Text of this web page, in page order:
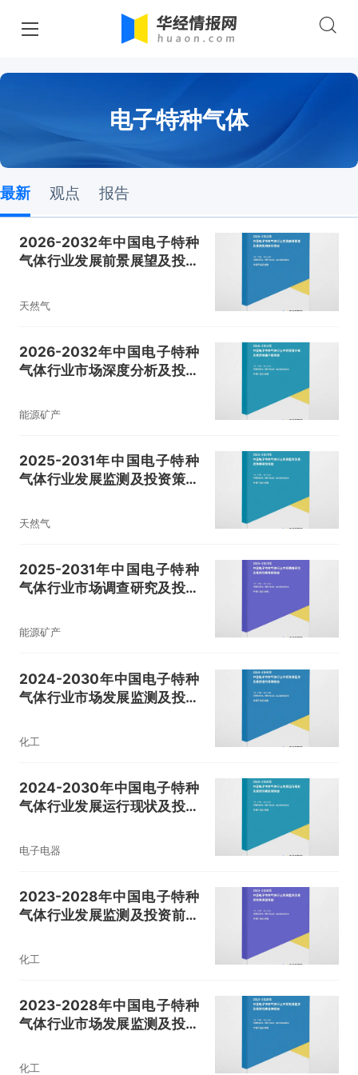
电子特种气体
最新 观点 报告
2026-2032年中国电子特种
气体行业发展前景展望及投资
天然气
2026-2032年中国电子特种
气体行业市场深度分析及投资
能源矿产
2025-2031年中国电子特种
气体行业发展监测及投资策略
天然气
2025-2031年中国电子特种
气体行业市场调查研究及投资
能源矿产
2024-2030年中国电子特种
气体行业市场发展监测及投资
化工
2024-2030年中国电子特种
气体行业发展运行现状及投资
电子电器
2023-2028年中国电子特种
气体行业发展监测及投资前景
化工
2023-2028年中国电子特种
气体行业市场发展监测及投资
化工